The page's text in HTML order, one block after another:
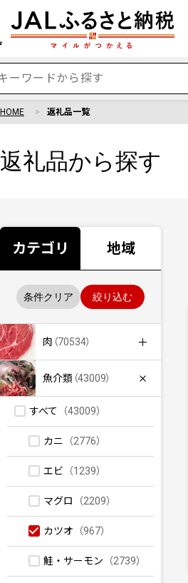
HOME 返礼品一覧
返礼品から探す
カテゴリ 地域
条件クリア 絞り込む
肉 （70534）
魚介類 （43009）
すべて （43009）
カニ （2776）
エビ （1239）
マグロ （2209）
カツオ （967）
鮭・サーモン （2739）